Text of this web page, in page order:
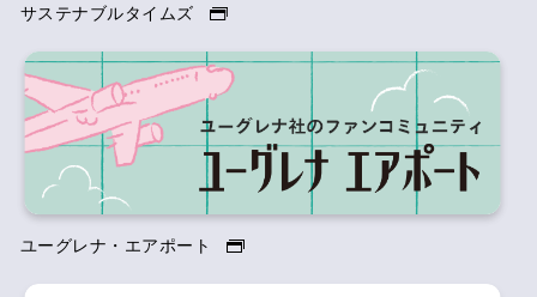
サステナブルタイムズ
ユーグレナ・エアポート